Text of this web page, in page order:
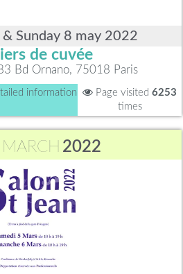
Sunday 8 may 2022
de cuvée
Bd Ornano, 75018 Paris
information Page visited 6253
times
MARCH 2022